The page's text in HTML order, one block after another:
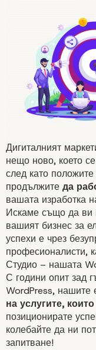
Дигиталният
нещо ново, което
след като
продължите да
вашата изработка
Искаме също да ви
вашият бизнес за
успехи е чрез
професионалисти,
Студио – нашата
С години опит зад
WordPress, нашите
на услугите,
позиционирате
колебайте да ни
запитване!